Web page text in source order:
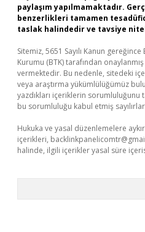
paylaşım yapılmamaktadır.
benzerlikleri tamamen
taslak halindedir ve tavsiye
Sitemiz, 5651 Sayılı Kanun
Kurumu (BTK) tarafından
vermektedir. Bu nedenle, sitedeki
veya araştırma yükümlülüğümüz
yazdıkları içeriklerin sorumluluğunu
bu sorumluluğu kabul etmiş
Hukuka ve yasal düzenlemelere
içerikleri,
halinde, ilgili içerikler yasal süre